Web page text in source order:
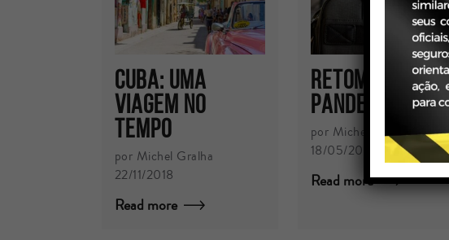
Cuba: uma
viagem no
tempo
por Michel Gralha
22/11/2018
Read more
Retomada Pós-
Pandemia
por Michel Gralha
18/05/2020
Read more